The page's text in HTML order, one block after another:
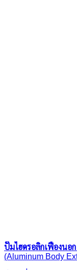
ปั๊มไฮดรอลิกเฟืองนอ
(Aluminum Body